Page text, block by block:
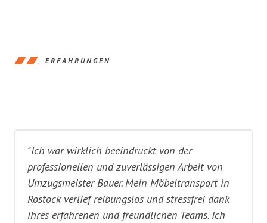
ERFAHRUNGEN
"Ich war wirklich beeindruckt von der
professionellen und zuverlässigen Arbeit von
Umzugsmeister Bauer. Mein Möbeltransport in
Rostock verlief reibungslos und stressfrei dank
ihres erfahrenen und freundlichen Teams. Ich